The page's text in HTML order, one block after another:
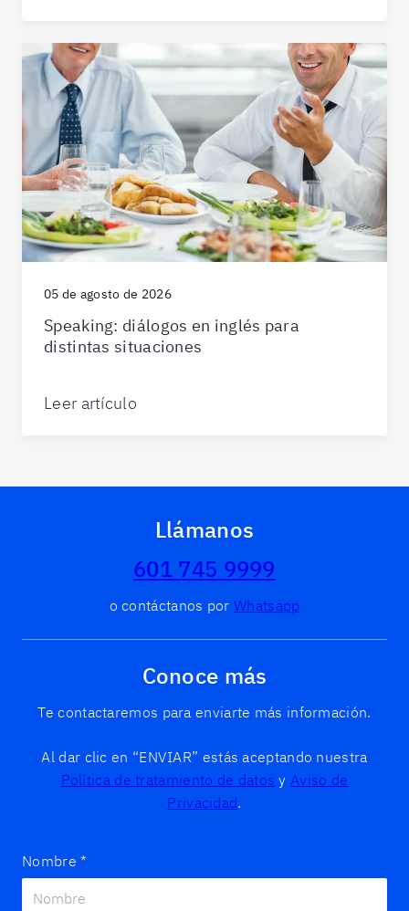
05 de agosto de 2026
Speaking: diálogos en inglés para
distintas situaciones
Leer artículo
Llámanos
601 745 9999
o contáctanos por Whatsapp
Conoce más
Te contactaremos para enviarte más información.
Al dar clic en “ENVIAR” estás aceptando nuestra
Política de tratamiento de datos y Aviso de
Privacidad.
Nombre *